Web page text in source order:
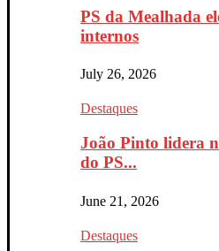
PS da Mealhada
internos
July 26, 2026
Destaques
João Pinto lidera
do PS...
June 21, 2026
Destaques